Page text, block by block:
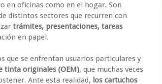
en oficinas como en el hogar. Son
distintos sectores que recurren con
trámites, presentaciones, tareas
en papel.
que se enfrentan usuarios particulares y
tinta originales (OEM), que muchas veces
Ante esta realidad, los cartuchos